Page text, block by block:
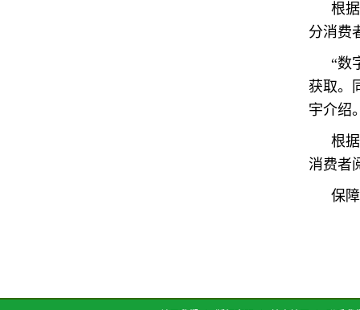
根
分消费
“数
获取。
宇介绍
根
消费者
保